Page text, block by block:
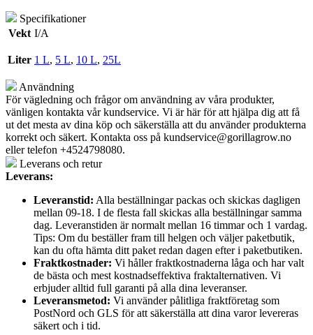
Specifikationer
Vekt I/A
Liter 1 L, 5 L, 10 L, 25L
Användning
För vägledning och frågor om användning av våra produkter,
vänligen kontakta vår kundservice. Vi är här för att hjälpa dig att få
ut det mesta av dina köp och säkerställa att du använder produkterna
korrekt och säkert. Kontakta oss på kundservice@gorillagrow.no
eller telefon +4524798080.
Leverans och retur
Leverans:
Leveranstid: Alla beställningar packas och skickas dagligen
mellan 09-18. I de flesta fall skickas alla beställningar samma
dag. Leveranstiden är normalt mellan 16 timmar och 1 vardag.
Tips: Om du beställer fram till helgen och väljer paketbutik,
kan du ofta hämta ditt paket redan dagen efter i paketbutiken.
Fraktkostnader: Vi håller fraktkostnaderna låga och har valt
de bästa och mest kostnadseffektiva fraktalternativen. Vi
erbjuder alltid full garanti på alla dina leveranser.
Leveransmetod: Vi använder pålitliga fraktföretag som
PostNord och GLS för att säkerställa att dina varor levereras
säkert och i tid.